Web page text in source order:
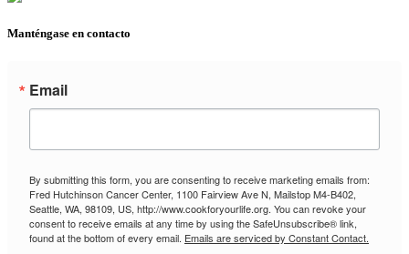
Manténgase en contacto
Email
By submitting this form, you are consenting to receive marketing emails from:
Fred Hutchinson Cancer Center, 1100 Fairview Ave N, Mailstop M4-B402,
Seattle, WA, 98109, US, http://www.cookforyourlife.org. You can revoke your
consent to receive emails at any time by using the SafeUnsubscribe® link,
found at the bottom of every email. Emails are serviced by Constant Contact.